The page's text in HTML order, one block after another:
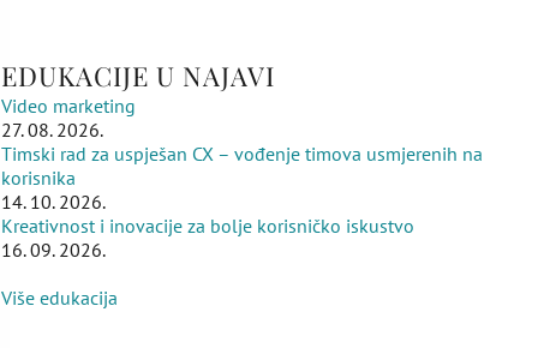
EDUKACIJE U NAJAVI
Video marketing
27. 08. 2026.
Timski rad za uspješan CX – vođenje timova usmjerenih na
korisnika
14. 10. 2026.
Kreativnost i inovacije za bolje korisničko iskustvo
16. 09. 2026.
Više edukacija